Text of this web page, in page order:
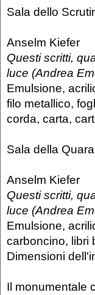
Sala dello
Anselm Kiefer
Questi scritti,
luce (Andrea
Emulsione,
filo metallico,
corda, carta,
Sala della
Anselm Kiefer
Questi scritti,
luce (Andrea
Emulsione,
carboncino, libri
Dimensioni
Il monumentale